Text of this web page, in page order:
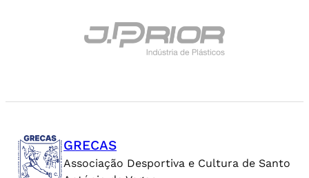
GRECAS
Associação Desportiva e Cultura de Santo